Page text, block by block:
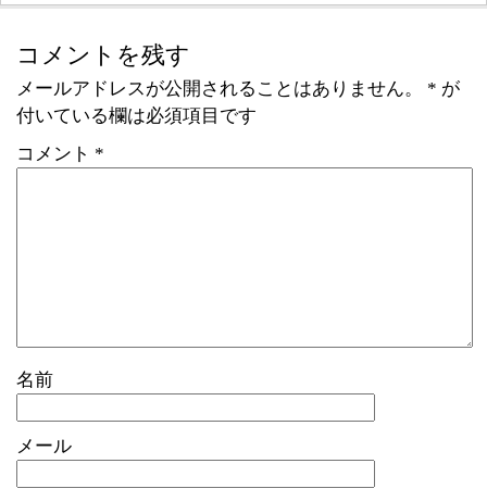
コメントを残す
メールアドレスが公開されることはありません。 * が
付いている欄は必須項目です
コメント *
名前
メール